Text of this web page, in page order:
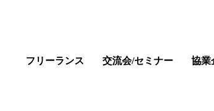
フリーランス 交流会/セミナー 協業